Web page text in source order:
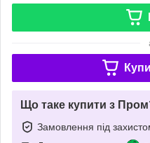
Що таке купити з
Замовлення під